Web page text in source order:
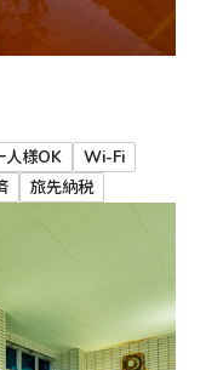
人様OK
Wi-Fi
旅先納税